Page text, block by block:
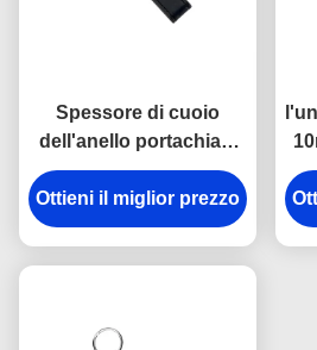
Spessore di cuoio
dell'anello portachiavi
9mm di Mini Key Holder
Souvenir Personalised
dell'incisione laser
Ottieni il miglior prezzo